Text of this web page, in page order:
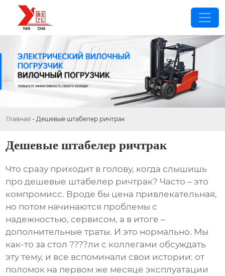
Главная - Дешевые штабелер ричтрак
Дешевые штабелер ричтрак
Что сразу приходит в голову, когда слышишь
про дешевые штабелер ричтрак? Часто – это
компромисс. Вроде бы цена привлекательная,
но потом начинаются проблемы с
надежностью, сервисом, а в итоге –
дополнительные траты. И это нормально. Мы
как-то за стол ????ли с коллегами обсуждать
эту тему, и все вспоминали свои истории: от
поломок на первом же месяце эксплуатации